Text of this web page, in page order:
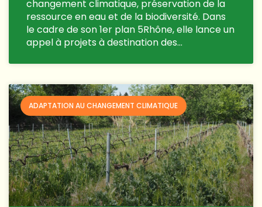
changement climatique, préservation de la
ressource en eau et de la biodiversité. Dans
le cadre de son 1er plan 5Rhône, elle lance un
appel à projets à destination des…
ADAPTATION AU CHANGEMENT CLIMATIQUE